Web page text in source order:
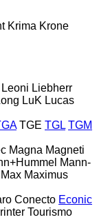
Krima Krone
Leoni Liebherr
LuK Lucas
TGE TGL TGM
Magna Magneti
Mann-
Max Maximus
Conecto Econic
Tourismo